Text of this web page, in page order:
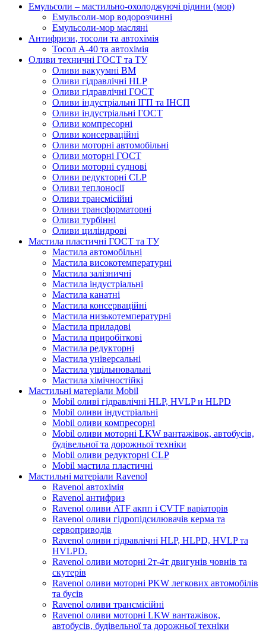
Емульсоли – мастильно-охолоджуючі рідини (мор)
Емульсоли-мор водорозчинні
Емульсоли-мор масляні
Антифризи, тосоли та автохімія
Тосол А-40 та автохімія
Оливи техничні ГОСТ та ТУ
Оливи вакуумні ВМ
Оливи гідравлічні HLP
Оливи гідравлічні ГОСТ
Оливи індустріальні ІГП та ІНСП
Оливи індустріальні ГОСТ
Оливи компресорні
Оливи консерваційні
Оливи моторні автомобільні
Оливи моторні ГОСТ
Оливи моторні суднові
Оливи редукторні CLP
Оливи теплоносії
Оливи трансмісійні
Оливи трансформаторні
Оливи турбінні
Оливи циліндрові
Мастила пластичні ГОСТ та ТУ
Мастила автомобільні
Мастила високотемпературні
Мастила залізничні
Мастила індустріальні
Мастила канатні
Мастила консерваційні
Мастила низькотемпературні
Мастила приладові
Мастила приробіткові
Мастила редукторні
Мастила універсальні
Мастила ущільнювальні
Мастила хімічностійкі
Мастильні матеріали Mobil
Mobil оливі гідравлічні HLP, HVLP и HLPD
Mobil оливи індустріальні
Mobil оливи компресорні
Mobil оливи моторні LKW вантажівок, автобусів,
будівельної та дорожньої техніки
Mobil оливи редукторні CLP
Mobil мастила пластичні
Мастильні матеріали Ravenol
Ravenol автохімія
Ravenol антифриз
Ravenol оливи ATF акпп і CVTF варіаторів
Ravenol оливи гідропідсилювачів керма та
сервоприводів
Ravenol оливи гідравлічні HLP, HLPD, HVLP та
HVLPD.
Ravenol оливи моторні 2т-4т двигунів човнів та
скутерів
Ravenol оливи моторні PKW легкових автомобілів
та бусів
Ravenol оливи трансмісійні
Ravenol оливи моторні LKW вантажівок,
автобусів, будівельної та дорожньої техніки